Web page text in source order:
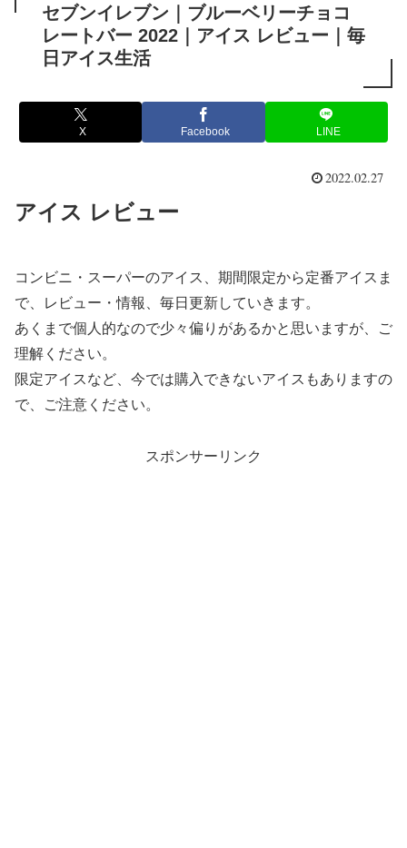
セブンイレブン｜ブルーベリーチョコ
レートバー 2022｜アイス レビュー｜毎
日アイス生活
X Facebook LINE
2022.02.27
アイス レビュー
コンビニ・スーパーのアイス、期間限定から定番アイスま
で、レビュー・情報、毎日更新していきます。
あくまで個人的なので少々偏りがあるかと思いますが、ご
理解ください。
限定アイスなど、今では購入できないアイスもありますの
で、ご注意ください。
スポンサーリンク